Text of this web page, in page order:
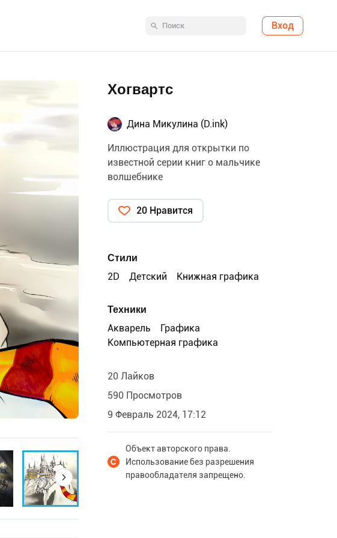
Вход
Хогвартс
Дина Микулина (D.ink)
Иллюстрация для открытки по
известной серии книг о мальчике
волшебнике
20 Нравится
Стили
2D
Детский Книжная графика
Техники
Акварель
Графика
Компьютерная графика
20 Лайков
590 Просмотров
9 Февраль 2024, 17:12
Объект авторского права.
Использование без разрешения
правообладателя запрещено.